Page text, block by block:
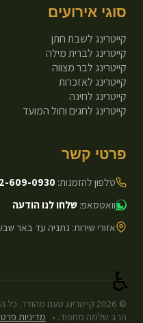
סוגי אירועים
קייטרינג לשבת חתן
קייטרינג לברית מילה
קייטרינג לבר מצווה
קייטרינג לאזכרות
קייטרינג לחינה
קייטרינג לחגים וחול המועד
פרטי קשר
טלפון להזמנות: 609-0930
וואטסאפ: שלחו לנו הודעה
אזורי שירות: נתניה עד באר
©
2026קייטרינג טעם מהודר. כל
הרב שלמה מחפוד. • מדיניות
♿